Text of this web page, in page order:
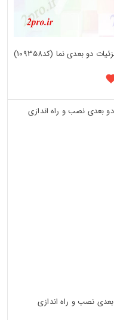
بعدی نما (کد109358)
نصب و راه اندازی